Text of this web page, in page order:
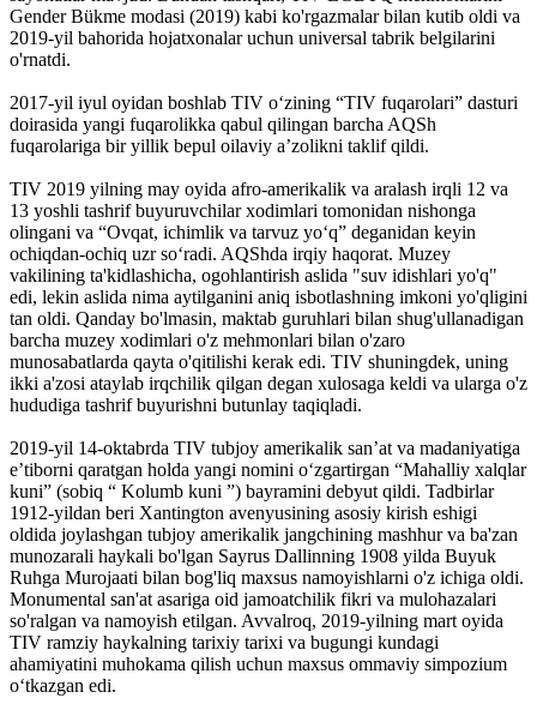
Gender Bükme modasi (2019) kabi ko'rgazmalar bilan kutib oldi va
2019-yil bahorida hojatxonalar uchun universal tabrik belgilarini
o'rnatdi.
2017-yil iyul oyidan boshlab TIV oʻzining “TIV fuqarolari” dasturi
doirasida yangi fuqarolikka qabul qilingan barcha AQSh
fuqarolariga bir yillik bepul oilaviy a’zolikni taklif qildi.
TIV 2019 yilning may oyida afro-amerikalik va aralash irqli 12 va
13 yoshli tashrif buyuruvchilar xodimlari tomonidan nishonga
olingani va “Ovqat, ichimlik va tarvuz yoʻq” deganidan keyin
ochiqdan-ochiq uzr soʻradi. AQShda irqiy haqorat. Muzey
vakilining ta'kidlashicha, ogohlantirish aslida "suv idishlari yo'q"
edi, lekin aslida nima aytilganini aniq isbotlashning imkoni yo'qligini
tan oldi. Qanday bo'lmasin, maktab guruhlari bilan shug'ullanadigan
barcha muzey xodimlari o'z mehmonlari bilan o'zaro
munosabatlarda qayta o'qitilishi kerak edi. TIV shuningdek, uning
ikki a'zosi ataylab irqchilik qilgan degan xulosaga keldi va ularga o'z
hududiga tashrif buyurishni butunlay taqiqladi.
2019-yil 14-oktabrda TIV tubjoy amerikalik sanʼat va madaniyatiga
eʼtiborni qaratgan holda yangi nomini oʻzgartirgan “Mahalliy xalqlar
kuni” (sobiq “ Kolumb kuni ”) bayramini debyut qildi. Tadbirlar
1912-yildan beri Xantington avenyusining asosiy kirish eshigi
oldida joylashgan tubjoy amerikalik jangchining mashhur va ba'zan
munozarali haykali bo'lgan Sayrus Dallinning 1908 yilda Buyuk
Ruhga Murojaati bilan bog'liq maxsus namoyishlarni o'z ichiga oldi.
Monumental san'at asariga oid jamoatchilik fikri va mulohazalari
so'ralgan va namoyish etilgan. Avvalroq, 2019-yilning mart oyida
TIV ramziy haykalning tarixiy tarixi va bugungi kundagi
ahamiyatini muhokama qilish uchun maxsus ommaviy simpozium
oʻtkazgan edi.